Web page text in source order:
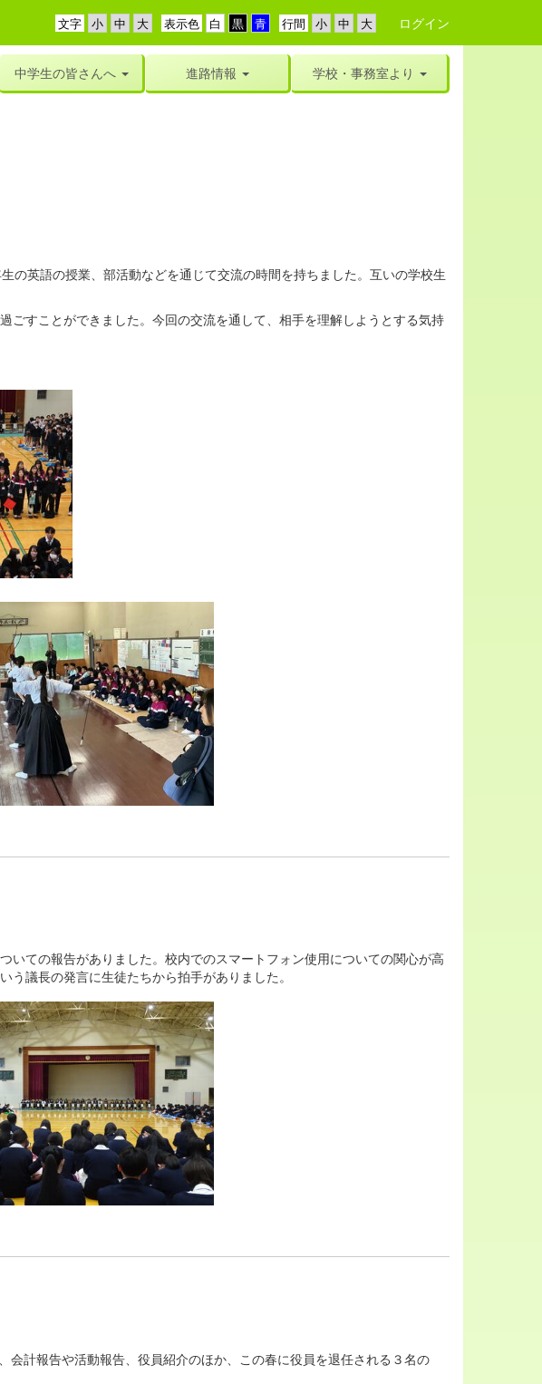
行間
表示色
文字 ログイン
中学生の皆さんへ 進路情報 学校・事務室より
英語の授業、部活動などを通じて交流の時間を持ちました。互いの学校生
すことができました。今回の交流を通して、相手を理解しようとする気持
ての報告がありました。校内でのスマートフォン使用についての関心が高
議長の発言に生徒たちから拍手がありました。
計報告や活動報告、役員紹介のほか、この春に役員を退任される３名の